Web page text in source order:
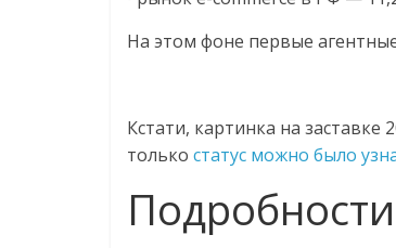
На этом фоне первые
Кстати, картинка на
только статус можно было
Подробности